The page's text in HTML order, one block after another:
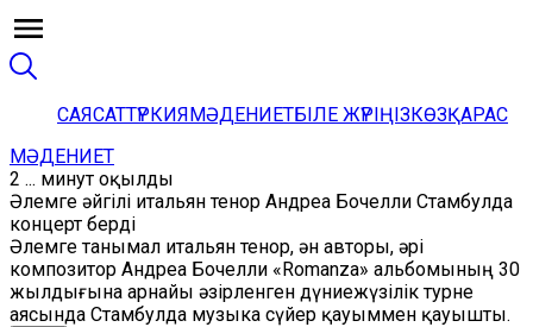
САЯСАТТҮРКИЯМӘДЕНИЕТБІЛЕ ЖҮРІҢІЗКӨЗҚАРАС
МӘДЕНИЕТ
2 ... минут оқылды
Әлемге әйгілі итальян тенор Андреа Бочелли Стамбулда
концерт берді
Әлемге танымал итальян тенор, ән авторы, әрі
композитор Андреа Бочелли «Romanza» альбомының 30
жылдығына арнайы әзірленген дүниежүзілік турне
аясында Стамбулда музыка сүйер қауыммен қауышты.